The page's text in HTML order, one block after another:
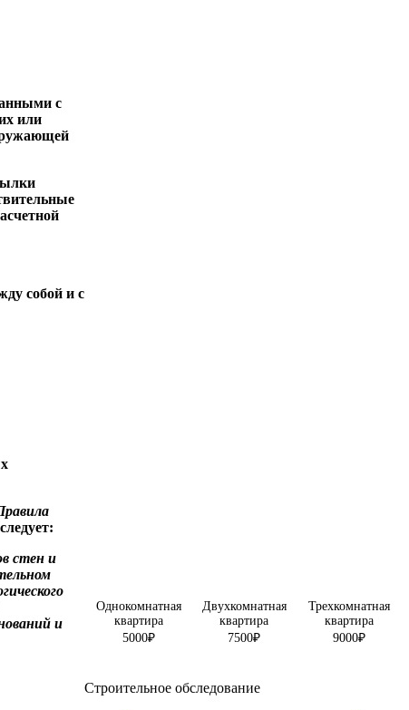
с
или
собой и с
следует:
стен и
и
Однокомнатная
квартира
5000₽
Двухкомнатная
квартира
7500₽
Трехкомнатная
квартира
9000₽
Строительное обследование